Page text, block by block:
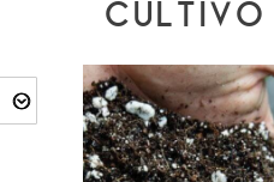
CULTIVO